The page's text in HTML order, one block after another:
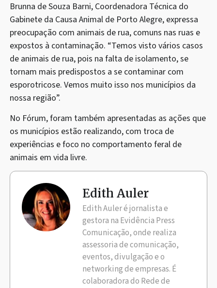
Brunna de Souza Barni, Coordenadora Técnica do
Gabinete da Causa Animal de Porto Alegre, expressa
preocupação com animais de rua, comuns nas ruas e
expostos à contaminação. “Temos visto vários casos
de animais de rua, pois na falta de isolamento, se
tornam mais predispostos a se contaminar com
esporotricose. Vemos muito isso nos municípios da
nossa região”.
No Fórum, foram também apresentadas as ações que
os municípios estão realizando, com troca de
experiências e foco no comportamento feral de
animais em vida livre.
Edith Auler
Edith Auler é jornalista e
gestora na Evidência Press
Comunicação, onde realiza
assessoria de comunicação,
eventos, divulgação e o
networking de empresas. É
colaboradora do Rede de